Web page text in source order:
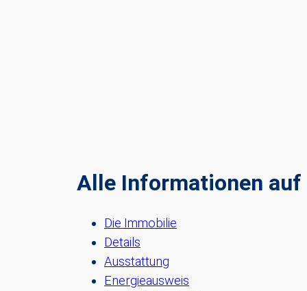
Alle Informationen auf
Die Immobilie
Details
Ausstattung
Energieausweis